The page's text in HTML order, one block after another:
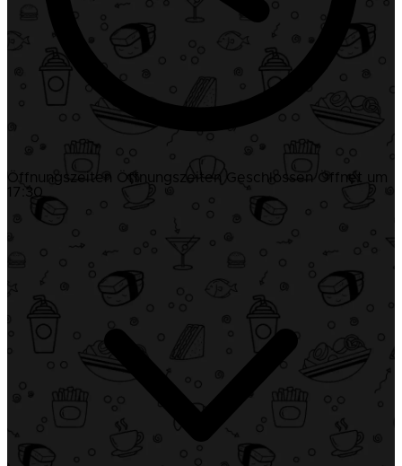
Öffnungszeiten Öffnungszeiten Geschlossen Öffnet um
17:30